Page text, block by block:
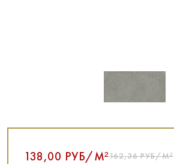
138,00 РУБ/М²162,36 РУБ/М²